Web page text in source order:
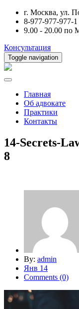
г. Москва, ул.
8-977-977-977-1
9.00 - 20.00 по
Консультация
Toggle navigation
Главная
Об адвокате
Практики
Контакты
14-Secrets-
8
By: admin
Янв 14
Comments (0)